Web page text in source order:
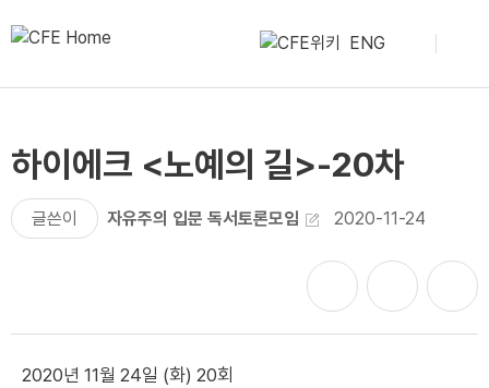
ENG
하이에크 <노예의 길>-20차
글쓴이 자유주의 입문 독서토론모임 2020-11-24
2020년 11월 24일 (화) 20회